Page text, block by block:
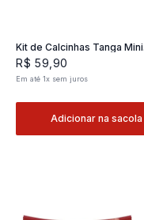
Kit de Calcinhas Tanga Mini
Classic 02- 2 und
R$ 59 90
Em até1x sem juros
Adicionar na sacola